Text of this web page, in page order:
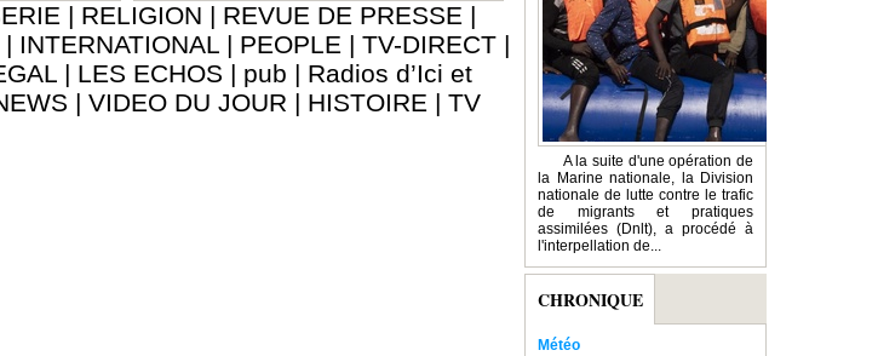
| RELIGION | REVUE DE PRESSE |
| INTERNATIONAL | PEOPLE | TV-DIRECT |
| LES ECHOS | pub | Radios d’Ici et
| VIDEO DU JOUR | HISTOIRE | TV
A la suite d'une opération de
la Marine nationale, la Division
nationale de lutte contre le trafic
de migrants et pratiques
assimilées (Dnlt), a procédé à
l'interpellation de...
CHRONIQUE
Météo